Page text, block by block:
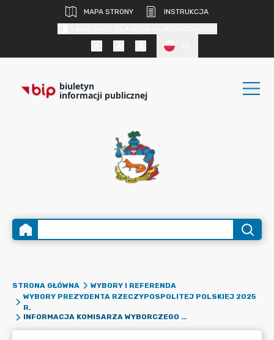
MAPA STRONY
INSTRUKCJA
biuletyn
informacji publicznej
STRONA GŁÓWNA
WYBORY I REFERENDA
WYBORY PREZYDENTA RZECZYPOSPOLITEJ POLSKIEJ 2025
R.
INFORMACJA KOMISARZA WYBORCZEGO W KONINIE I Z DNIA 22 KWIETNIA 2025 R.